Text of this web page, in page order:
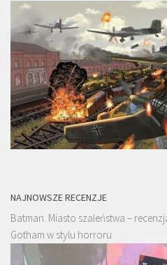
NAJNOWSZE RECENZJE
Batman. Miasto szaleństwa –
Gotham w stylu horroru